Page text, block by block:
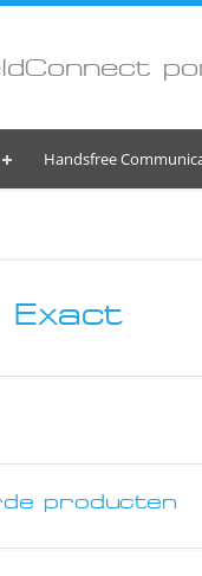
Handsfree
Exact
producten